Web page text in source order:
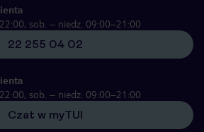
sob. – niedz. 09:00–21:00
22 255 04 02
sob. – niedz. 09:00–21:00
Czat w myTUI